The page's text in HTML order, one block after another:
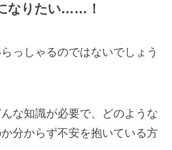
なりたい……！
っしゃるのではないでしょう
な知識が必要で、どのような
分からず不安を抱いている方